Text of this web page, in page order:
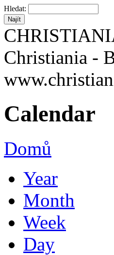
Hledat:
Christiania -
Calendar
Domů
Year
Month
Week
Day